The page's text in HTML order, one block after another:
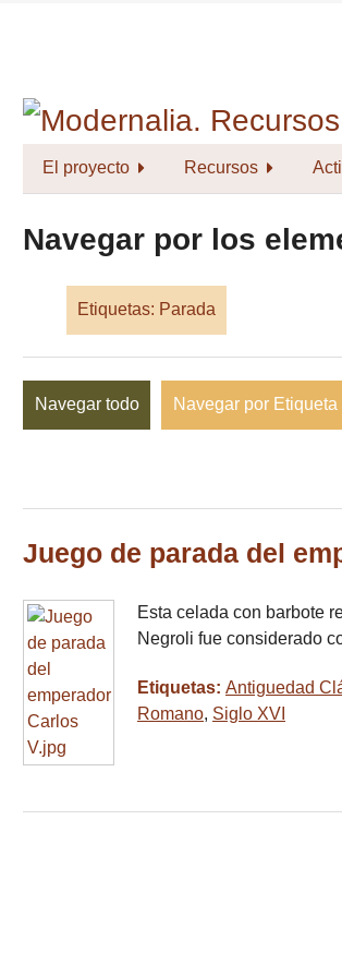
El proyecto Recursos
Navegar por los
Etiquetas: Parada
Navegar todo Navegar por Etiqueta
Juego de parada del
Esta celada con barbote
Negroli fue considerado
Etiquetas: Antiguedad
Romano, Siglo XVI